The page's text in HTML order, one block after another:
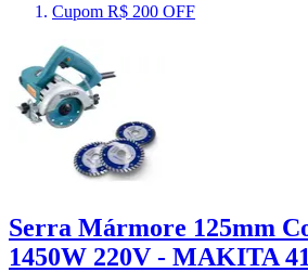
Cupom R$ 200 OFF
Serra Mármore 125mm
1450W 220V - MAKITA